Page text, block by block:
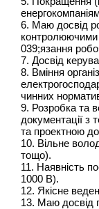
6. Маю досвід
контролюючими
039;язання
7. Досвід
8. Вміння
чинних
9. Розробка та
документації з
та проектною
10. Вільне
тощо).
11. Наявність
1000 В).
12. Якісне
13. Маю досвід